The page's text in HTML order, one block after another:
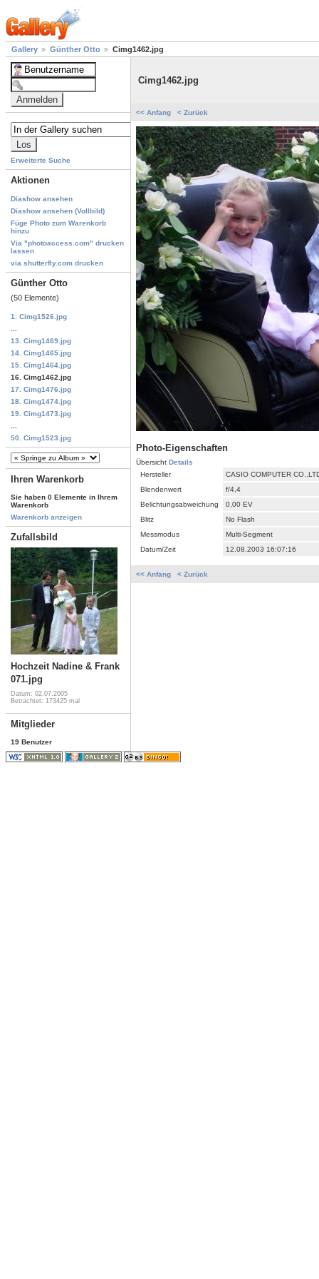
Gallery Günther Otto Cimg1462.jpg
Erweiterte Suche
Aktionen
Diashow ansehen
Diashow ansehen (Vollbild)
Füge Photo zum Warenkorb
hinzu
Via "photoaccess.com" drucken
lassen
via shutterfly.com drucken
Günther Otto
(50 Elemente)
1. Cimg1526.jpg
13. Cimg1469.jpg
14. Cimg1465.jpg
15. Cimg1464.jpg
16. Cimg1462.jpg
17. Cimg1476.jpg
18. Cimg1474.jpg
19. Cimg1473.jpg
50. Cimg1523.jpg
Ihren Warenkorb
Sie haben 0 Elemente in Ihrem
Warenkorb
Warenkorb anzeigen
Zufallsbild
Hochzeit Nadine & Frank
071.jpg
Datum: 02.07.2005
Betrachtet: 173425 mal
Mitglieder
19 Benutzer
Cimg1462.jpg
<< Anfang < Zurück
Photo-Eigenschaften
Übersicht Details
Hersteller
CASIO COMPUTER
Blendenwert
f/4,4
Belichtungsabweichung
0,00 EV
Blitz
No Flash
Messmodus
Multi-Segment
Datum/Zeit
12.08.2003 16:07:16
<< Anfang < Zurück